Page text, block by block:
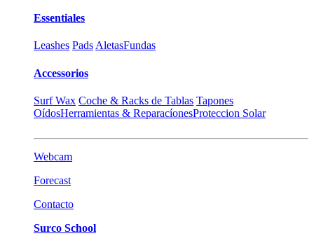
Essentiales
Leashes Pads AletasFundas
Accessorios
Surf Wax Coche & Racks de Tablas Tapones
OídosHerramientas & ReparacíonesProteccion Solar
Webcam
Forecast
Contacto
Surco School